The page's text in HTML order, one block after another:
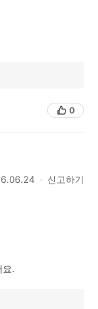
0
신고하기
요.